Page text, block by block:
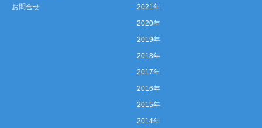
お問合せ
2021年
2020年
2019年
2018年
2017年
2016年
2015年
2014年